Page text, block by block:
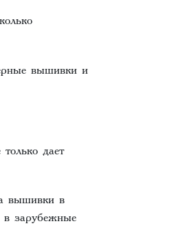
вышивки и
дает
вышивки в
в зарубежные